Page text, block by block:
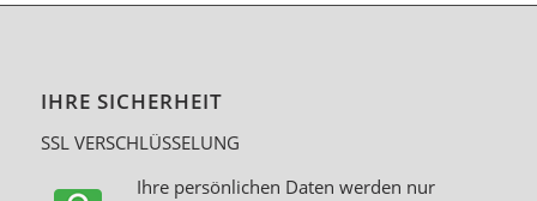
IHRE SICHERHEIT
SSL VERSCHLÜSSELUNG
Ihre persönlichen Daten werden nur